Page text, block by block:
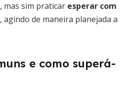
mas sim praticar esperar com
, agindo de maneira planejada a
e como superá-